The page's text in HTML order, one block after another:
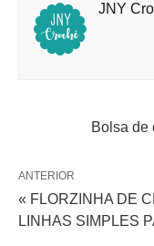
JNY
Bolsa de
ANTERIOR
« FLORZINHA DE
LINHAS SIMPLES